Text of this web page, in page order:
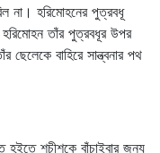
না। হরিমোহনের পুত্রবধূ
তাঁর পুত্রবধূর উপর
বাহিরে সান্ত্বনার পথ
হইতে শচীশকে বাঁচাইবার জন্য